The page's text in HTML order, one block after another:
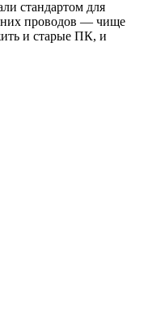
стандартом для
проводов — чище
и старые ПК, и